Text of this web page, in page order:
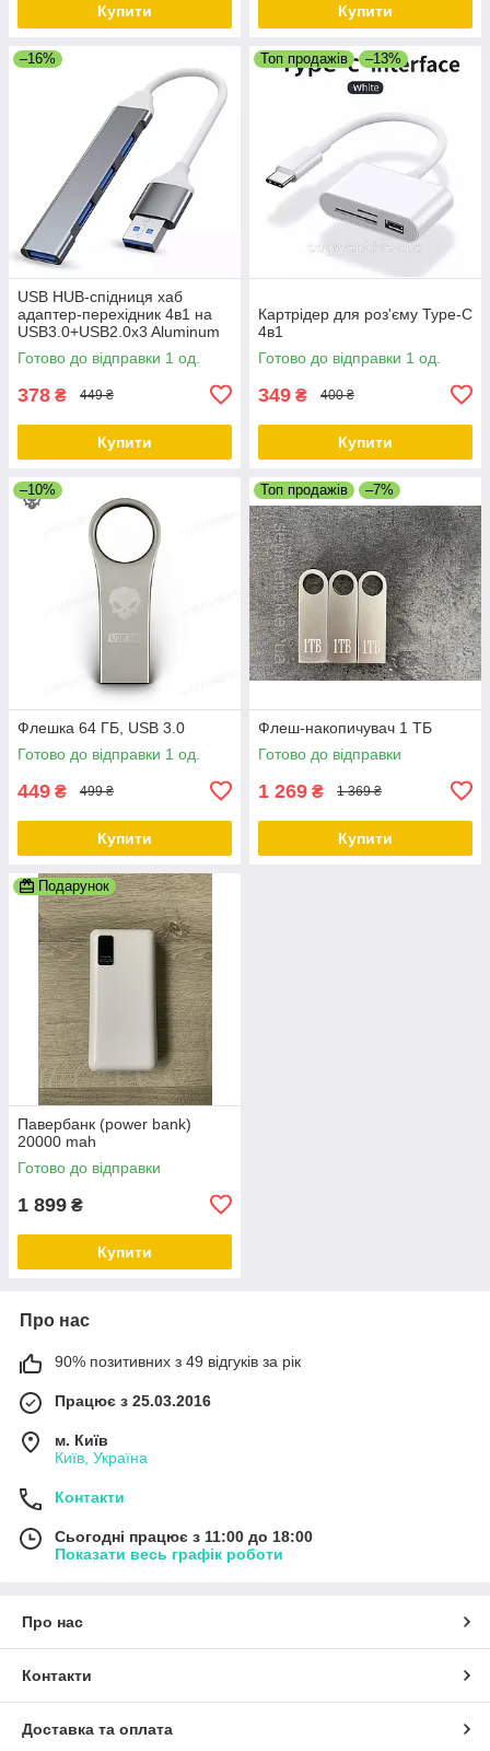
Купити Купити
–16%
USB HUB-спідниця хаб
адаптер-перехідник 4в1 на
USB3.0+USB2.0x3 Aluminum
Grey
Готово до відправки 1 од.
378 ₴ 449 ₴
Купити
Топ продажів –13%
Картрідер для роз'єму Type-C
4в1
Готово до відправки 1 од.
349 ₴ 400 ₴
Купити
–10%
Флешка 64 ГБ, USB 3.0
Готово до відправки 1 од.
449 ₴ 499 ₴
Купити
Топ продажів –7%
Флеш-накопичувач 1 ТБ
Готово до відправки
1 269 ₴ 1 369 ₴
Купити
Подарунок
Павербанк (power bank)
20000 mah
Готово до відправки
1 899 ₴
Купити
Про нас
90% позитивних з 49 відгуків за рік
Працює з 25.03.2016
м. Київ
Київ, Україна
Контакти
Сьогодні працює з 11:00 до 18:00
Показати весь графік роботи
Про нас
Контакти
Доставка та оплата